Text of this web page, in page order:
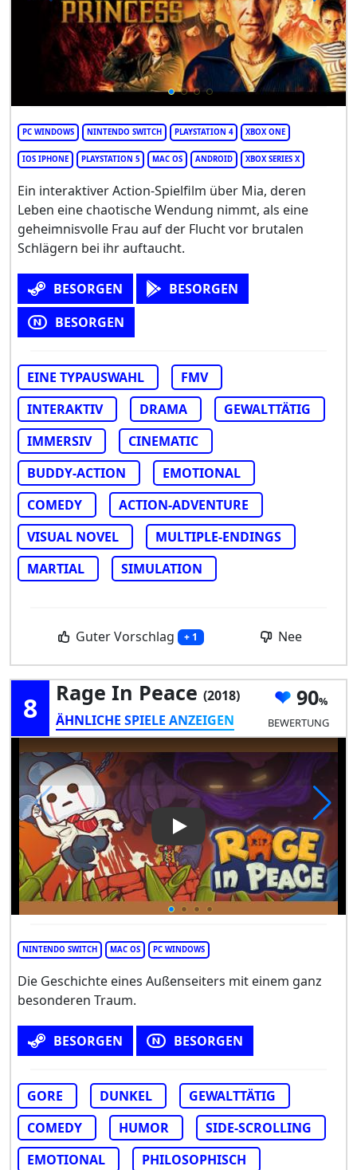
PC WINDOWS NINTENDO SWITCH PLAYSTATION 4 XBOX ONE
IOS IPHONE PLAYSTATION 5 MAC OS ANDROID XBOX SERIES X
Ein interaktiver Action-Spielfilm über Mia, deren
Leben eine chaotische Wendung nimmt, als eine
geheimnisvolle Frau auf der Flucht vor brutalen
Schlägern bei ihr auftaucht.
BESORGEN
BESORGEN
BESORGEN
EINE TYPAUSWAHL
FMV
INTERAKTIV
DRAMA
GEWALTTÄTIG
IMMERSIV
CINEMATIC
BUDDY-ACTION
EMOTIONAL
COMEDY
ACTION-ADVENTURE
VISUAL NOVEL
MULTIPLE-ENDINGS
MARTIAL
SIMULATION
Guter Vorschlag + 1 Nee
8 Rage In Peace (2018)
ÄHNLICHE SPIELE ANZEIGEN
90
BEWERTUNG
Play Video: Rage in Peace
NINTENDO SWITCH MAC OS PC WINDOWS
Die Geschichte eines Außenseiters mit einem ganz
besonderen Traum.
BESORGEN BESORGEN
GORE DUNKEL
GEWALTTÄTIG
COMEDY
HUMOR
SIDE-SCROLLING
EMOTIONAL
PHILOSOPHISCH